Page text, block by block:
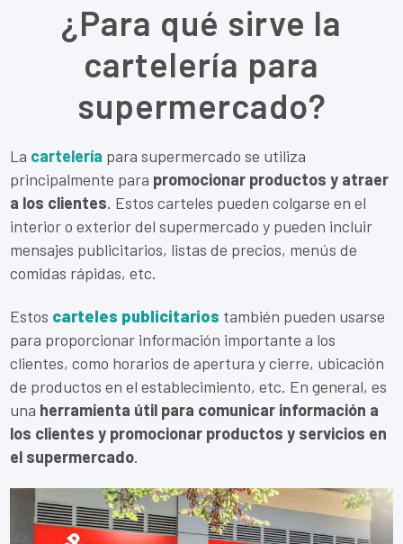
¿Para qué sirve la
cartelería para
supermercado?
La cartelería para supermercado se utiliza
principalmente para promocionar productos y atraer
a los clientes. Estos carteles pueden colgarse en el
interior o exterior del supermercado y pueden incluir
mensajes publicitarios, listas de precios, menús de
comidas rápidas, etc.
Estos carteles publicitarios también pueden usarse
para proporcionar información importante a los
clientes, como horarios de apertura y cierre, ubicación
de productos en el establecimiento, etc. En general, es
una herramienta útil para comunicar información a
los clientes y promocionar productos y servicios en
el supermercado.